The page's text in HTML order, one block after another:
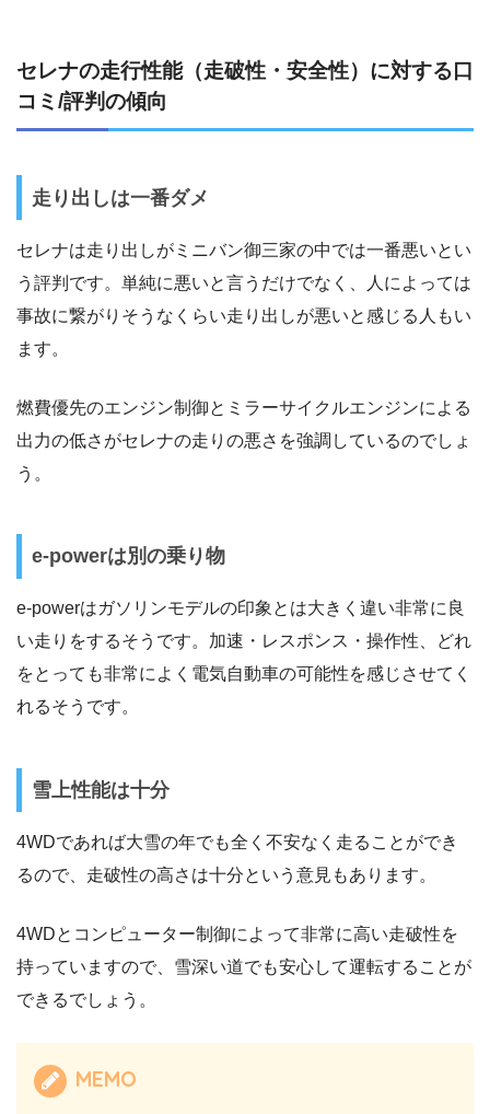
セレナの走行性能（走破性・安全性）に対する口
コミ/評判の傾向
走り出しは一番ダメ
セレナは走り出しがミニバン御三家の中では一番悪いとい
う評判です。単純に悪いと言うだけでなく、人によっては
事故に繋がりそうなくらい走り出しが悪いと感じる人もい
ます。
燃費優先のエンジン制御とミラーサイクルエンジンによる
出力の低さがセレナの走りの悪さを強調しているのでしょ
う。
e-powerは別の乗り物
e-powerはガソリンモデルの印象とは大きく違い非常に良
い走りをするそうです。加速・レスポンス・操作性、どれ
をとっても非常によく電気自動車の可能性を感じさせてく
れるそうです。
雪上性能は十分
4WDであれば大雪の年でも全く不安なく走ることができ
るので、走破性の高さは十分という意見もあります。
4WDとコンピューター制御によって非常に高い走破性を
持っていますので、雪深い道でも安心して運転することが
できるでしょう。
MEMO